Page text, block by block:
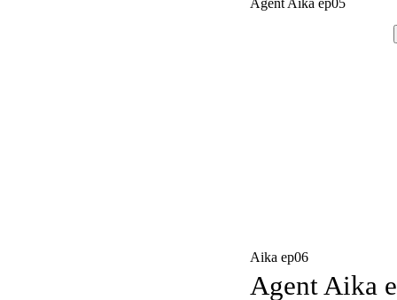
Agent Aika ep05
Aika ep06
Agent Aika